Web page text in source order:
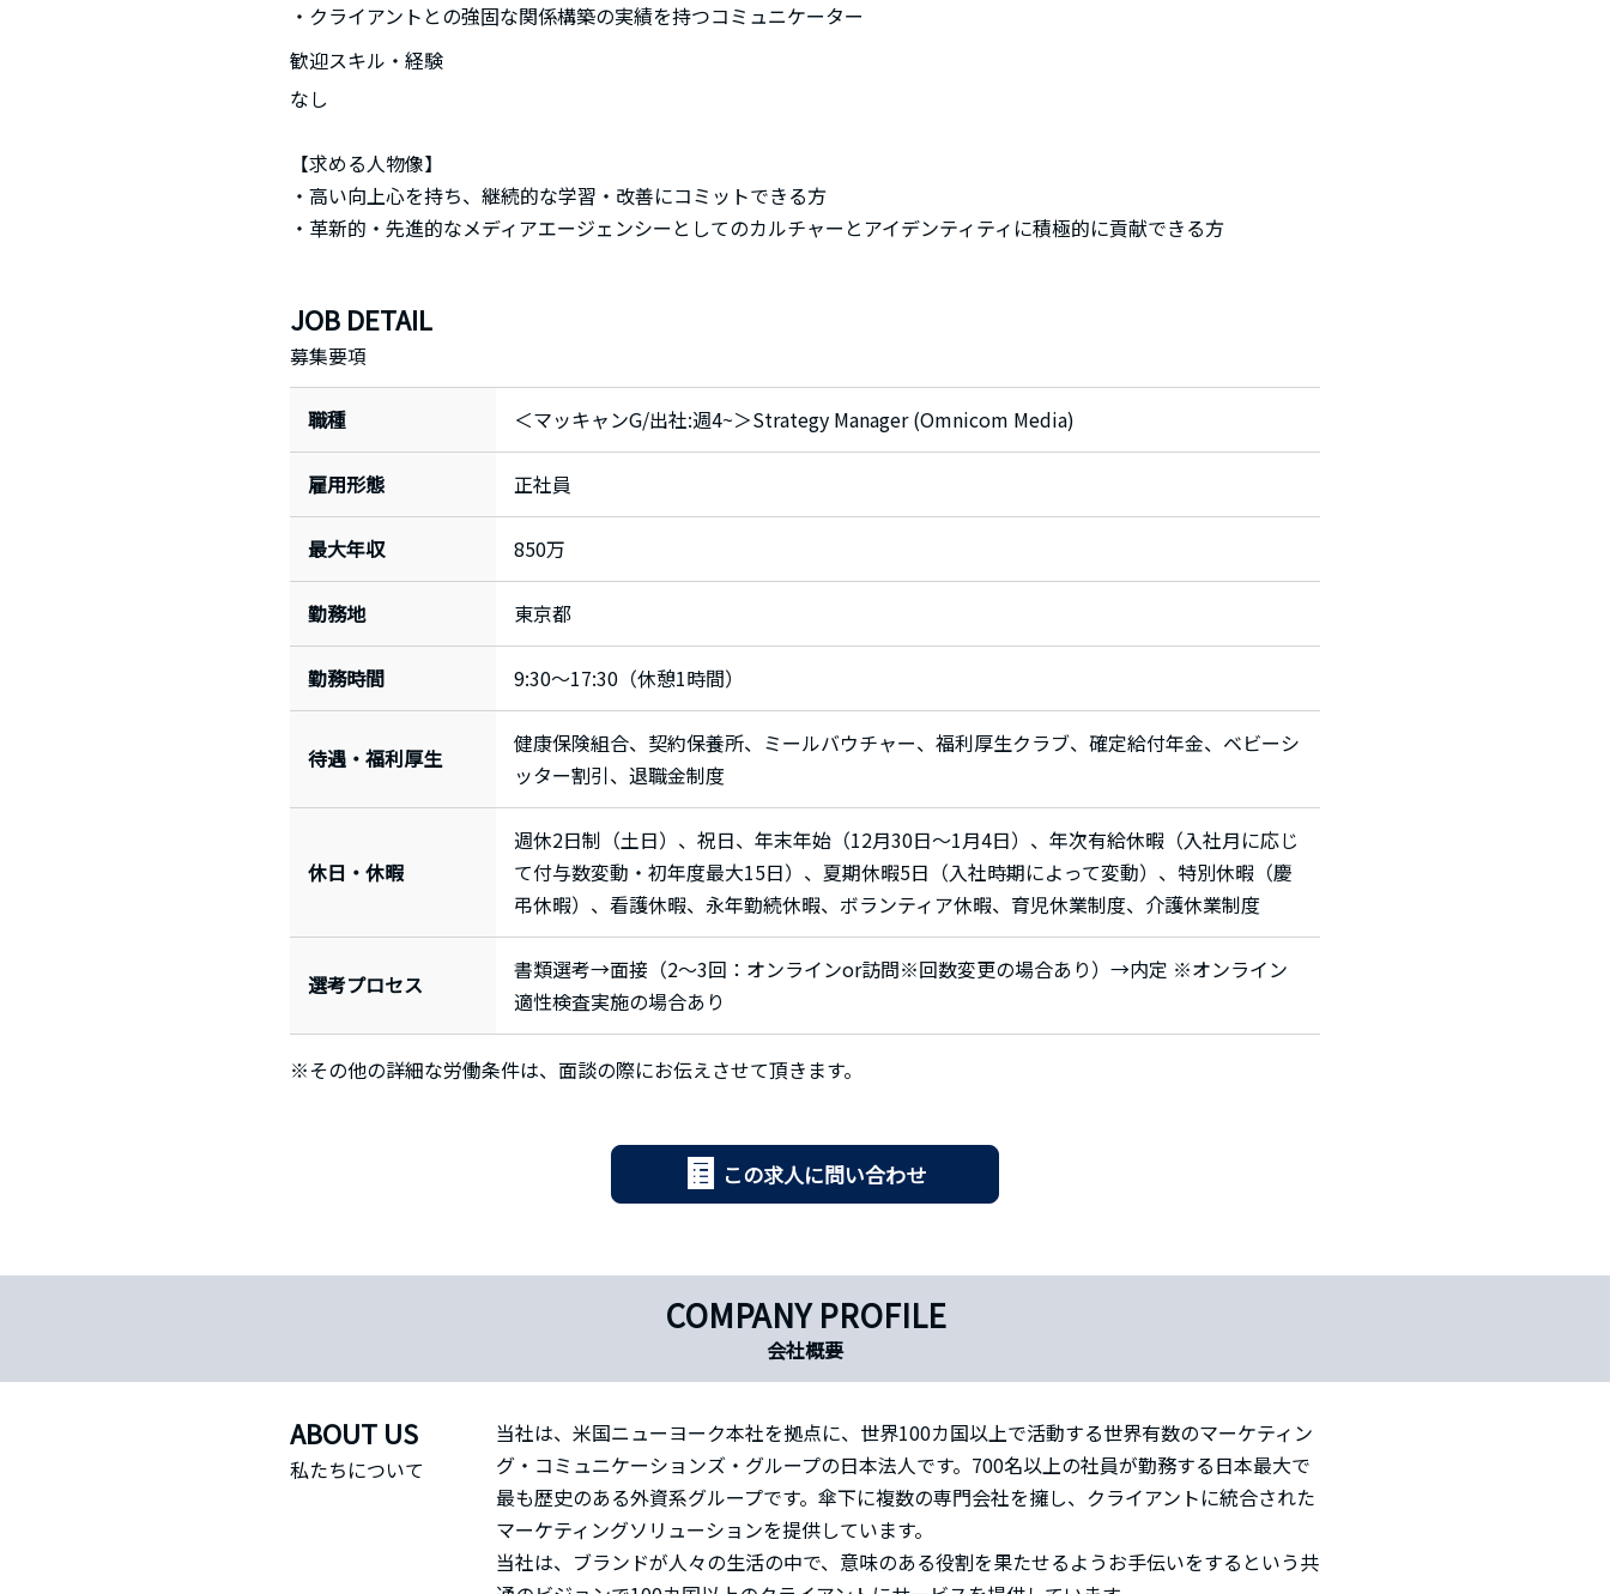
・クライアントとの強固な関係構築の実績を持つコミュニケーター
歓迎スキル・経験
なし
【求める人物像】
・高い向上心を持ち、継続的な学習・改善にコミットできる方
・革新的・先進的なメディアエージェンシーとしてのカルチャーとアイデンティティに積極的に貢献できる方
JOB DETAIL
募集要項
職種 ＜マッキャンG/出社:週4~＞Strategy Manager (Omnicom Media)
雇用形態 正社員
最大年収 850万
勤務地 東京都
勤務時間 9:30～17:30（休憩1時間）
待遇・福利厚生
健康保険組合、契約保養所、ミールバウチャー、福利厚生クラブ、確定給付年金、ベビーシ
ッター割引、退職金制度
休日・休暇
週休2日制（土日）、祝日、年末年始（12月30日～1月4日）、年次有給休暇（入社月に応じ
て付与数変動・初年度最大15日）、夏期休暇5日（入社時期によって変動）、特別休暇（慶
弔休暇）、看護休暇、永年勤続休暇、ボランティア休暇、育児休業制度、介護休業制度
選考プロセス
書類選考→面接（2〜3回：オンラインor訪問※回数変更の場合あり）→内定 ※オンライン
適性検査実施の場合あり
※その他の詳細な労働条件は、面談の際にお伝えさせて頂きます。
この求人に問い合わせ
COMPANY PROFILE
会社概要
ABOUT US
私たちについて
当社は、米国ニューヨーク本社を拠点に、世界100カ国以上で活動する世界有数のマーケティン
グ・コミュニケーションズ・グループの日本法人です。700名以上の社員が勤務する日本最大で
最も歴史のある外資系グループです。傘下に複数の専門会社を擁し、クライアントに統合された
マーケティングソリューションを提供しています。
当社は、ブランドが人々の生活の中で、意味のある役割を果たせるようお手伝いをするという共